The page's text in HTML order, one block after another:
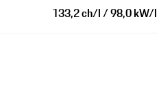
133,2 ch/l / 98,0 kW/l